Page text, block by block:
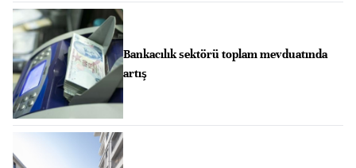
Bankacılık sektörü toplam mevduatında
artış